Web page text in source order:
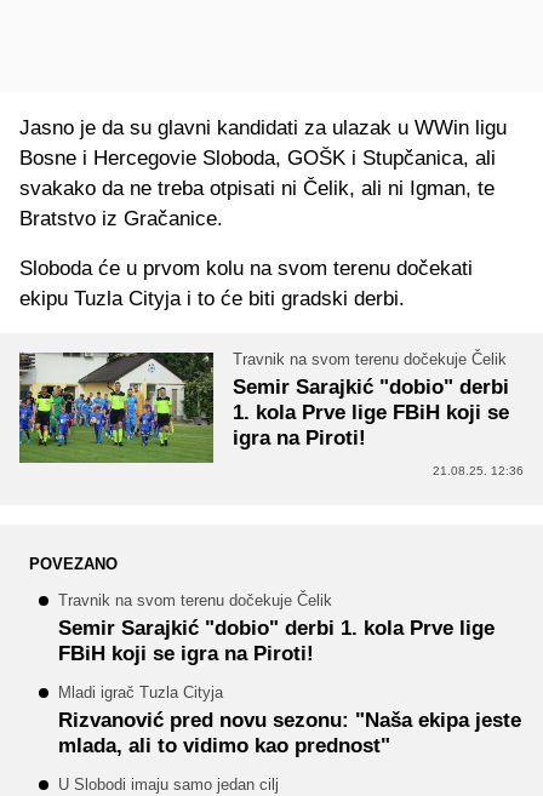
Jasno je da su glavni kandidati za ulazak u WWin ligu
Bosne i Hercegovie Sloboda, GOŠK i Stupčanica, ali
svakako da ne treba otpisati ni Čelik, ali ni Igman, te
Bratstvo iz Gračanice.
Sloboda će u prvom kolu na svom terenu dočekati
ekipu Tuzla Cityja i to će biti gradski derbi.
Travnik na svom terenu dočekuje Čelik
Semir Sarajkić "dobio" derbi
1. kola Prve lige FBiH koji se
igra na Piroti!
21.08.25. 12:36
POVEZANO
Travnik na svom terenu dočekuje Čelik
Semir Sarajkić "dobio" derbi 1. kola Prve lige
FBiH koji se igra na Piroti!
Mladi igrač Tuzla Cityja
Rizvanović pred novu sezonu: "Naša ekipa jeste
mlada, ali to vidimo kao prednost"
U Slobodi imaju samo jedan cilj